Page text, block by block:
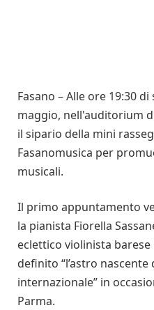
Fasano – Alle ore 19:30
maggio, nell'auditorium
il sipario della mini
Fasanomusica per
musicali.
Il primo appuntamento
la pianista Fiorella
eclettico violinista barese
definito “l’astro nascente
internazionale” in
Parma.